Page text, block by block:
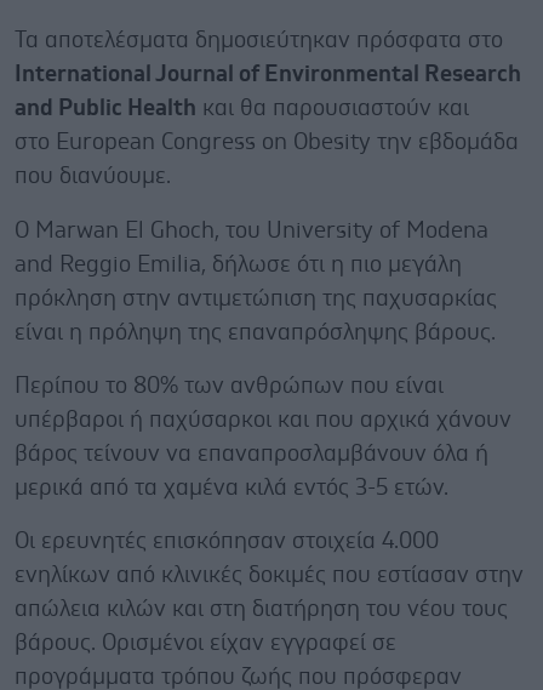
Τα αποτελέσματα δημοσιεύτηκαν πρόσφατα στο
International Journal of Environmental Research
and Public Health και θα παρουσιαστούν και
στο European Congress on Obesity την εβδομάδα
που διανύουμε.
Ο Marwan El Ghoch, του University of Modena
and Reggio Emilia, δήλωσε ότι η πιο μεγάλη
πρόκληση στην αντιμετώπιση της παχυσαρκίας
είναι η πρόληψη της επαναπρόσληψης βάρους.
Περίπου το 80% των ανθρώπων που είναι
υπέρβαροι ή παχύσαρκοι και που αρχικά χάνουν
βάρος τείνουν να επαναπροσλαμβάνουν όλα ή
μερικά από τα χαμένα κιλά εντός 3-5 ετών.
Οι ερευνητές επισκόπησαν στοιχεία 4.000
ενηλίκων από κλινικές δοκιμές που εστίασαν στην
απώλεια κιλών και στη διατήρηση του νέου τους
βάρους. Ορισμένοι είχαν εγγραφεί σε
προγράμματα τρόπου ζωής που πρόσφεραν